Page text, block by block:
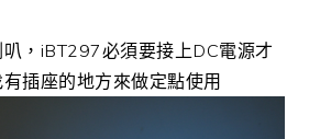
，iBT297必須要接上DC電源才
插座的地方來做定點使用